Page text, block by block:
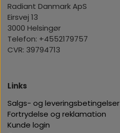
Radiant Danmark ApS
Eirsvej 13
3000 Helsingør
Telefon: +4552179757
CVR: 39794713
Links
Salgs- og leveringsbetingelser
Fortrydelse og reklamation
Kunde login